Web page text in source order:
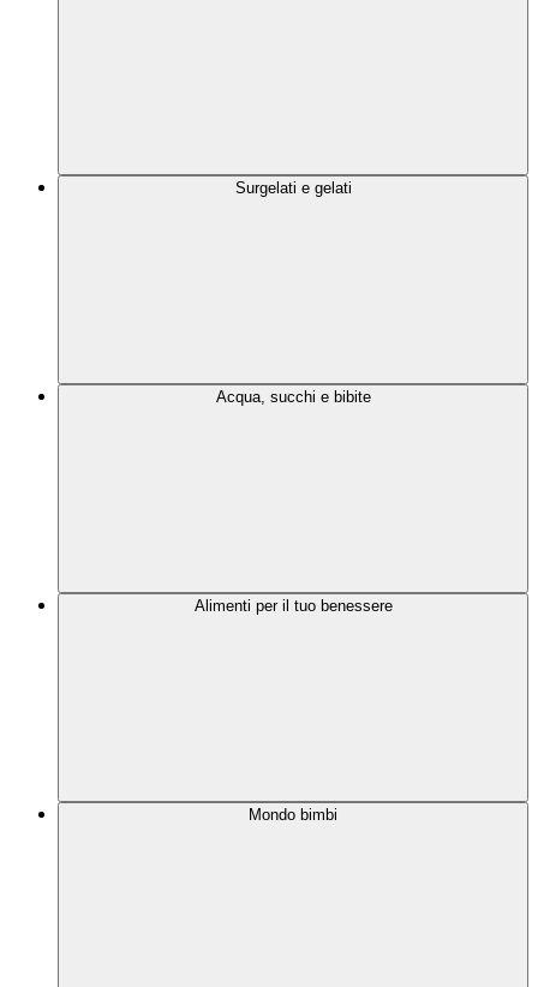
Surgelati e gelati
Acqua, succhi e bibite
Alimenti per il tuo benessere
Mondo bimbi